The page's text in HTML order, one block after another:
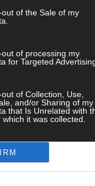
of the Sale of my
of processing my
for Targeted
of Collection, Use,
and/or Sharing of my
that Is Unrelated with
it was collected.
verdient, Israel
zum ESC 2026